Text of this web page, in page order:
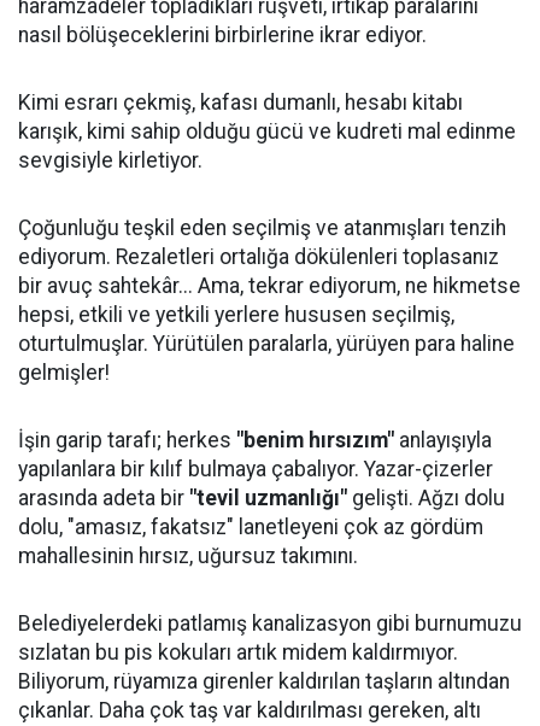
haramzadeler topladıkları rüşveti, irtikâp paralarını
nasıl bölüşeceklerini birbirlerine ikrar ediyor.
Kimi esrarı çekmiş, kafası dumanlı, hesabı kitabı
karışık, kimi sahip olduğu gücü ve kudreti mal edinme
sevgisiyle kirletiyor.
Çoğunluğu teşkil eden seçilmiş ve atanmışları tenzih
ediyorum. Rezaletleri ortalığa dökülenleri toplasanız
bir avuç sahtekâr... Ama, tekrar ediyorum, ne hikmetse
hepsi, etkili ve yetkili yerlere hususen seçilmiş,
oturtulmuşlar. Yürütülen paralarla, yürüyen para haline
gelmişler!
İşin garip tarafı; herkes "benim hırsızım" anlayışıyla
yapılanlara bir kılıf bulmaya çabalıyor. Yazar-çizerler
arasında adeta bir "tevil uzmanlığı" gelişti. Ağzı dolu
dolu, "amasız, fakatsız" lanetleyeni çok az gördüm
mahallesinin hırsız, uğursuz takımını.
Belediyelerdeki patlamış kanalizasyon gibi burnumuzu
sızlatan bu pis kokuları artık midem kaldırmıyor.
Biliyorum, rüyamıza girenler kaldırılan taşların altından
çıkanlar. Daha çok taş var kaldırılması gereken, altı